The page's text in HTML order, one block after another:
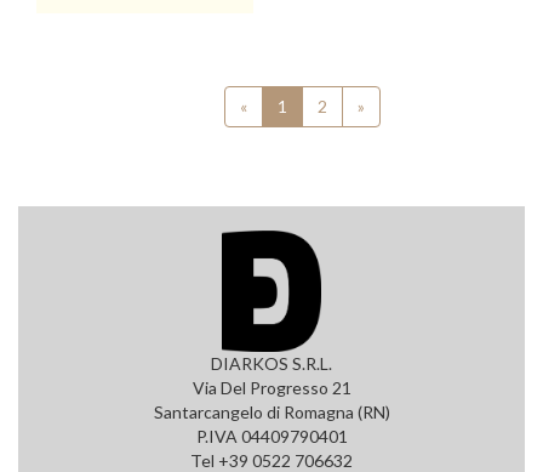
« 1 2 »
DIARKOS S.R.L.
Via Del Progresso 21
Santarcangelo di Romagna (RN)
P.IVA 04409790401
Tel +39 0522 706632